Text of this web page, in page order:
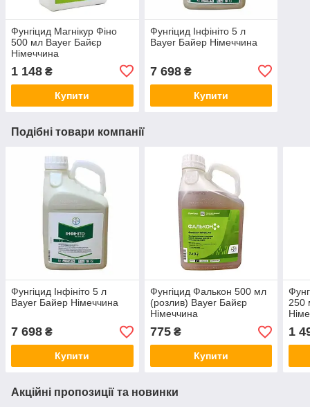
Фунгіцид Магнікур Фіно
500 мл Bayer Байєр
Німеччина
1 148 ₴
Купити
Фунгіцид Інфініто 5 л
Bayer Байер Німеччина
7 698₴
Купити
Подібні товари компанії
Фунгіцид Інфініто 5 л
Bayer Байер Німеччина
7 698 ₴
Купити
Фунгіцид Фалькон 500 мл
(розлив) Bayer Байєр
Німеччина
775₴
Купити
250
1
Акційні пропозиції та новинки